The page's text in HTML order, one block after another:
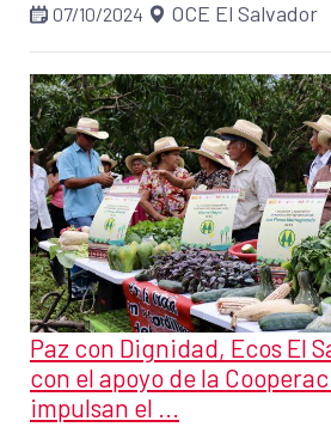
07/10/2024 OCE El Salvador
Paz con Dignidad, Ecos El
con el apoyo de la
impulsan el ...